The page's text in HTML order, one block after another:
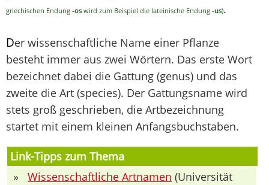
griechischen Endung -os wird zum Beispiel die lateinische Endung -us).
Der wissenschaftliche Name einer Pflanze
besteht immer aus zwei Wörtern. Das erste Wort
bezeichnet dabei die Gattung (genus) und das
zweite die Art (species). Der Gattungsname wird
stets groß geschrieben, die Artbezeichnung
startet mit einem kleinen Anfangsbuchstaben.
Link-Tipps zum Thema
»
Wissenschaftliche Artnamen (Universität